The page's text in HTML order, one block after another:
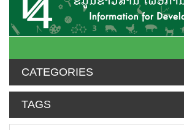
CATEGORIES
TAGS